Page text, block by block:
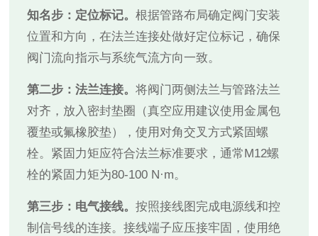
知名步：定位标记。根据管路布局确定阀门安装
位置和方向，在法兰连接处做好定位标记，确保
阀门流向指示与系统气流方向一致。
第二步：法兰连接。将阀门两侧法兰与管路法兰
对齐，放入密封垫圈（真空应用建议使用金属包
覆垫或氟橡胶垫），使用对角交叉方式紧固螺
栓。紧固力矩应符合法兰标准要求，通常M12螺
栓的紧固力矩为80-100 N·m。
第三步：电气接线。按照接线图完成电源线和控
制信号线的连接。接线端子应压接牢固，使用绝